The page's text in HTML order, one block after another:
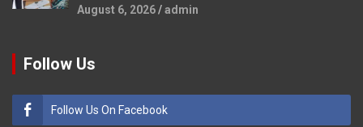
August 6, 2026 admin
Follow Us
Follow Us On Facebook